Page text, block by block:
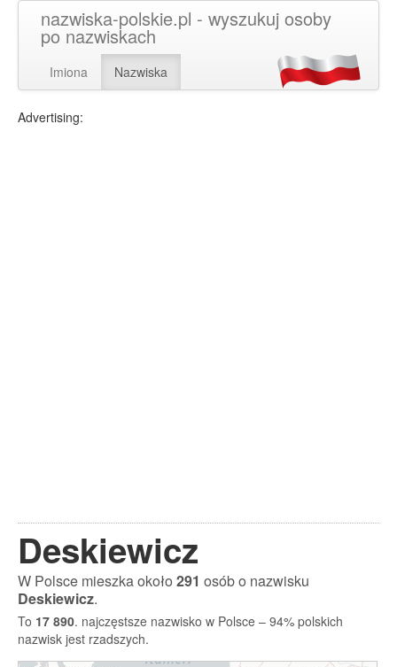
nazwiska-polskie.pl - wyszukuj osoby
po nazwiskach
Imiona Nazwiska
Advertising:
Deskiewicz
W Polsce mieszka około291 osób o nazwisku
Deskiewicz.
To 17 890. najczęstsze nazwisko w Polsce – 94% polskich
nazwisk jest rzadszych.